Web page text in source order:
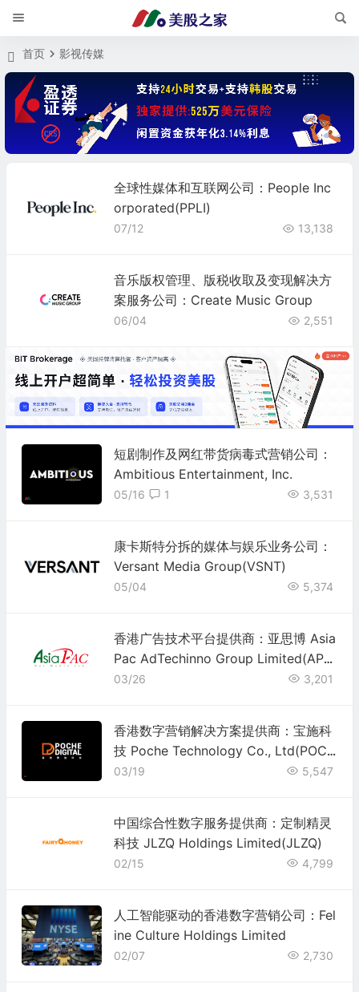
首页 影视传媒
全球性媒体和互联网公司：People Inc
orporated(PPLI)
07/12 13,138
音乐版权管理、版税收取及变现解决方
案服务公司：Create Music Group
06/04 2,551
短剧制作及网红带货病毒式营销公司：
Ambitious Entertainment, Inc.
05/16 3,531
1
康卡斯特分拆的媒体与娱乐业务公司：
Versant Media Group(VSNT)
05/04 5,374
香港广告技术平台提供商：亚思博 Asia
Pac AdTechinno Group Limited(APA
T)
03/26 3,201
香港数字营销解决方案提供商：宝施科
技 Poche Technology Co., Ltd(POC
H)
03/19 5,547
中国综合性数字服务提供商：定制精灵
科技 JLZQ Holdings Limited(JLZQ)
02/15 4,799
人工智能驱动的香港数字营销公司：Fel
ine Culture Holdings Limited
02/07 2,730